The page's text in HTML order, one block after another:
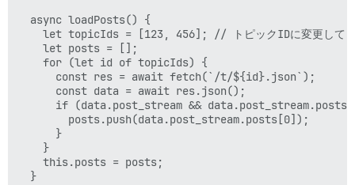
  async loadPosts() {
let topicIds = [123, 456]; // トピックIDに変更して
    let posts = [];
    for (let id of topicIds) {
      const res = await fetch(`/t/${id}.json`);
      const data = await res.json();
if (data.post_stream &&
        posts.push(data.post_stream.posts[0]);
      }
    }
    this.posts = posts;
  }